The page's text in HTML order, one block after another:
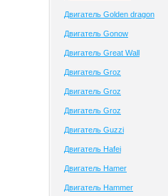
Двигатель Golden dragon
Двигатель Gonow
Двигатель Great Wall
Двигатель Groz
Двигатель Groz
Двигатель Groz
Двигатель Guzzi
Двигатель Hafei
Двигатель Hamer
Двигатель Hammer